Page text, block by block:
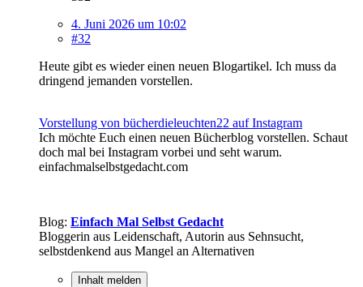
4. Juni 2026 um 10:02
#32
Heute gibt es wieder einen neuen Blogartikel. Ich muss da
dringend jemanden vorstellen.
Vorstellung von bücherdieleuchten22 auf Instagram
Ich möchte Euch einen neuen Bücherblog vorstellen. Schaut
doch mal bei Instagram vorbei und seht warum.
einfachmalselbstgedacht.com
Blog: Einfach Mal Selbst Gedacht
Bloggerin aus Leidenschaft, Autorin aus Sehnsucht,
selbstdenkend aus Mangel an Alternativen
Inhalt melden